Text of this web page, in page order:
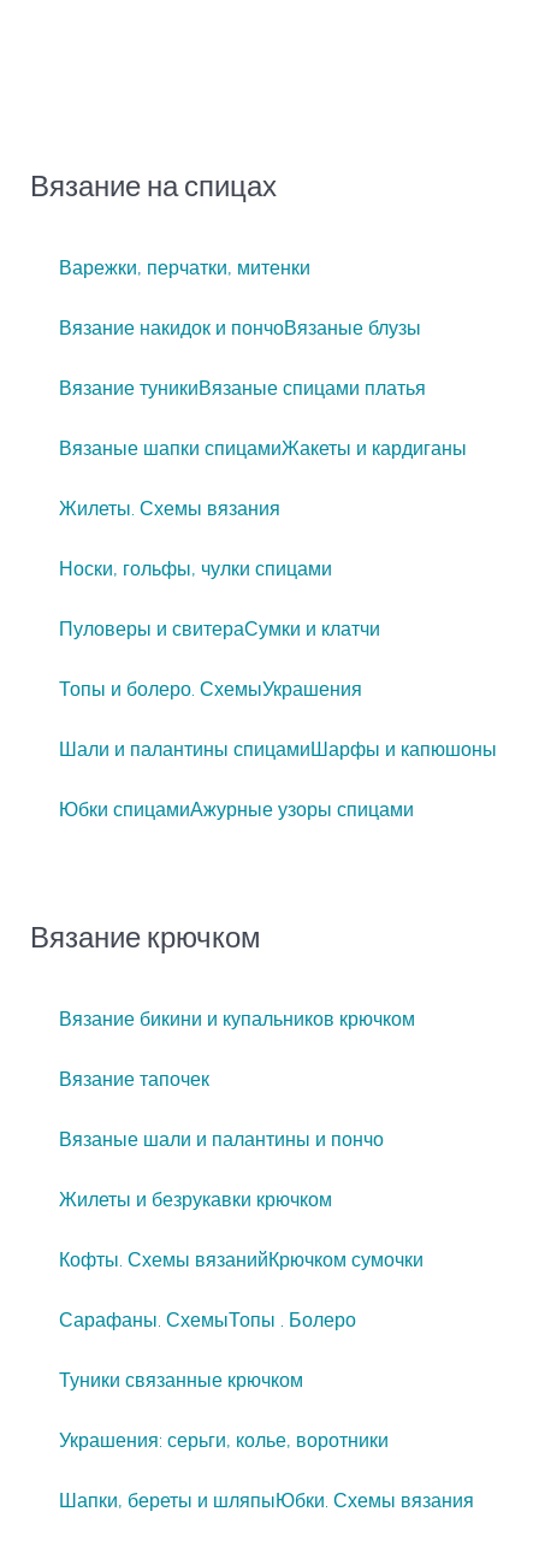
Вязание на спицах
Варежки, перчатки, митенки
Вязание накидок и пончоВязаные блузы
Вязание туникиВязаные спицами платья
Вязаные шапки спицамиЖакеты и кардиганы
Жилеты. Схемы вязания
Носки, гольфы, чулки спицами
Пуловеры и свитераСумки и клатчи
Топы и болеро. СхемыУкрашения
Шали и палантины спицамиШарфы и капюшоны
Юбки спицамиАжурные узоры спицами
Вязание крючком
Вязание бикини и купальников крючком
Вязание тапочек
Вязаные шали и палантины и пончо
Жилеты и безрукавки крючком
Кофты. Схемы вязанийКрючком сумочки
Сарафаны. СхемыТопы . Болеро
Туники связанные крючком
Украшения: серьги, колье, воротники
Шапки, береты и шляпыЮбки. Схемы вязания